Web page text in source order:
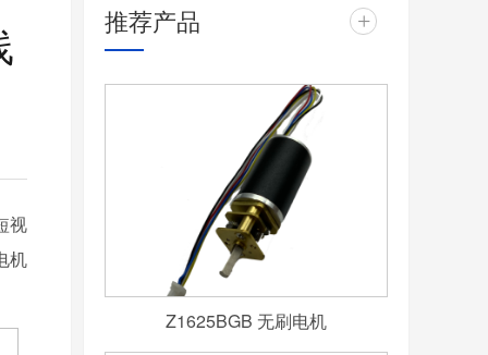
视
机
推荐产品 +
Z1625BGB 无刷电机